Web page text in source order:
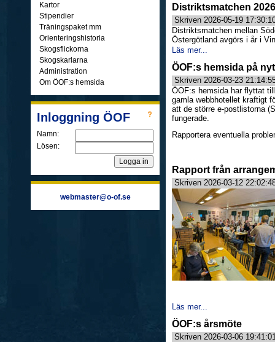
Kartor
Stipendier
Träningspaket mm
Orienteringshistoria
Skogsflickorna
Skogskarlarna
Administration
Om ÖOF:s hemsida
Inloggning ÖOF
Namn:
Lösen:
webmaster@o-of.se
Distriktsmatchen 2026
Skriven 2026-05-19
Distriktsmatchen mellan
Östergötland avgörs i år i
Läs mer...
ÖOF:s hemsida på
Skriven 2026-03-23
ÖOF:s hemsida har flyttat
gamla webbhotellet kraftigt
att de större e-postlistorna
fungerade.
Rapportera eventuella
Rapport från
Skriven 2026-03-12
Läs mer...
ÖOF:s årsmöte
Skriven 2026-03-06